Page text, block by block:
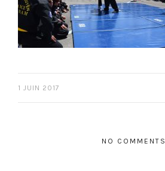
1 JUIN 2017
NO COMMENTS